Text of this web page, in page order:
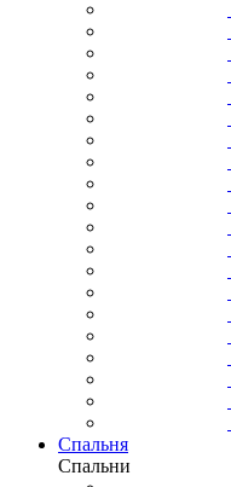
Спальня
Спальни